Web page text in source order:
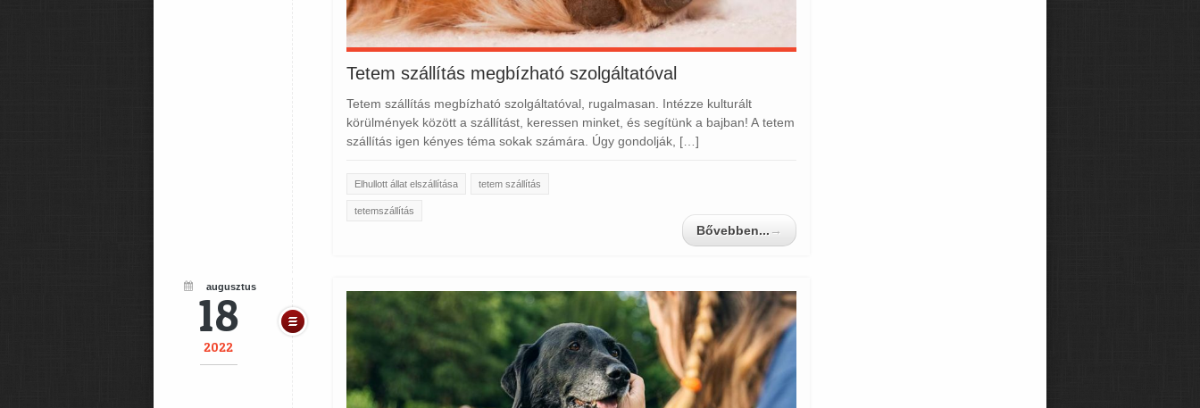
Tetem szállítás megbízható szolgáltatóval
Tetem szállítás megbízható szolgáltatóval, rugalmasan. Intézze kulturált
körülmények között a szállítást, keressen minket, és segítünk a bajban! A tetem
szállítás igen kényes téma sokak számára. Úgy gondolják, […]
Elhullott állat elszállítása tetem szállítás
tetemszállítás
Bővebben... →
18
augusztus
2022